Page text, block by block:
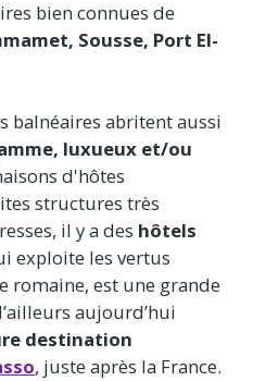
bien connues de
Sousse, Port El-
balnéaires abritent aussi
luxueux et/ou
d'hôtes
structures très
il y a des hôtels
exploite les vertus
romaine, est une grande
aujourd’hui
destination
, juste après la France.